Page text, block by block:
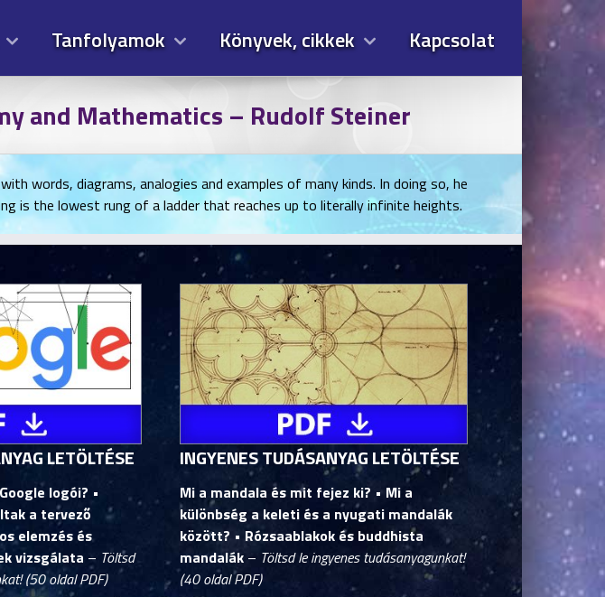
Tanfolyamok Könyvek, cikkek Kapcsolat
and Mathematics – Rudolf Steiner
words, diagrams, analogies and examples of many kinds. In doing so, he
is the lowest rung of a ladder that reaches up to literally infinite heights.
LETÖLTÉSE
logói? •
a tervező
elemzés és
vizsgálata – Töltsd
(50 oldal PDF)
INGYENES TUDÁSANYAG LETÖLTÉSE
Mi a mandala és mit fejez ki? • Mi a
különbség a keleti és a nyugati mandalák
között? • Rózsaablakok és buddhista
mandalák – Töltsd le ingyenes tudásanyagunkat!
(40 oldal PDF)